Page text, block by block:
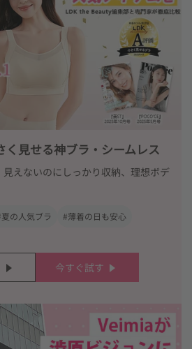
く見せる神ブラ・シームレス
見えないのにしっかり収納、理想ボデ
の人気ブラ #薄着の日も安心
今すぐ試す